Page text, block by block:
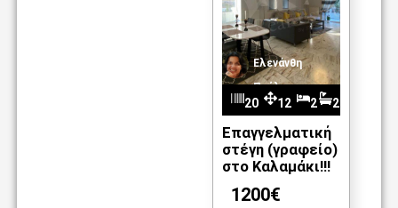
Ελενάνθη
Παύλου
20
27
12
5
2
2 2
Επαγγελματική
στέγη (γραφείο)
στο Καλαμάκι!!!
1200€